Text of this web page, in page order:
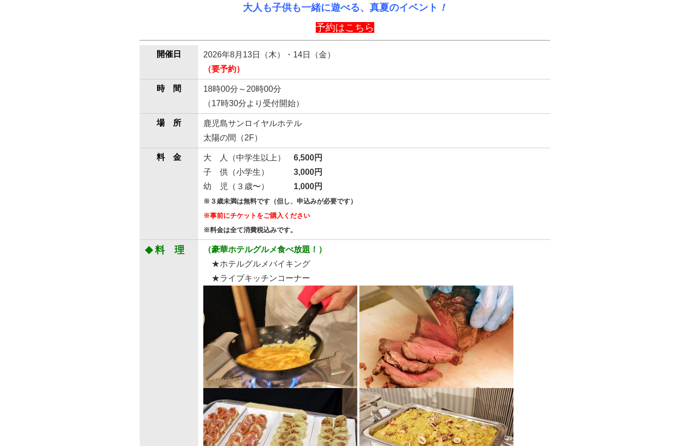
大人も子供も一緒に遊べる、真夏のイベント ！
予約はこちら
開催日
2026年8月13日（木）・14日（金）
（要予約）
時 間
18時00分～20時00分
（17時30分より受付開始）
場 所
鹿児島サンロイヤルホテル
太陽の間（2F）
料 金 大 人（中学生以上） 6,500円
子 供（小学生） 3,000円
幼 児（３歳〜） 1,000円
※３歳未満は無料です（但し、申込みが必要です）
※事前にチケットをご購入ください
※料金は全て消費税込みです。
◆ 料 理
（豪華ホテルグルメ食べ放題！）
★ホテルグルメバイキング
★ライブキッチンコーナー